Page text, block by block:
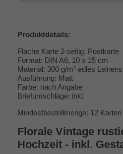
Produktdetails:
Flache Karte 2-seitig, Postkarte
Format: DIN A6, 10 x 15 cm
Material: 300 g/m² edles
Ausführung: Matt
Farbe: nach Angabe
Briefumschläge: inkl.
Mindestbestellmenge: 12 Karten
Florale Vintage
Hochzeit - inkl.